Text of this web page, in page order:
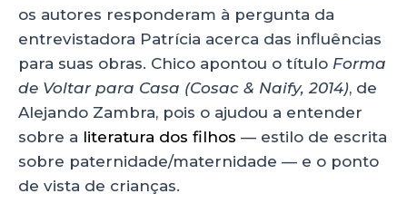
os autores responderam à pergunta da
entrevistadora Patrícia acerca das influências
para suas obras. Chico apontou o título Forma
de Voltar para Casa (Cosac & Naify, 2014), de
Alejando Zambra, pois o ajudou a entender
sobre a literatura dos filhos — estilo de escrita
sobre paternidade/maternidade — e o ponto
de vista de crianças.